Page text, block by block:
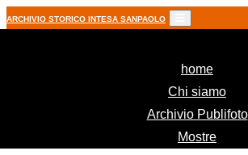
ARCHIVIO STORICO INTESA SANPAOLO
home
Chi siamo
Archivio Publifoto
Mostre